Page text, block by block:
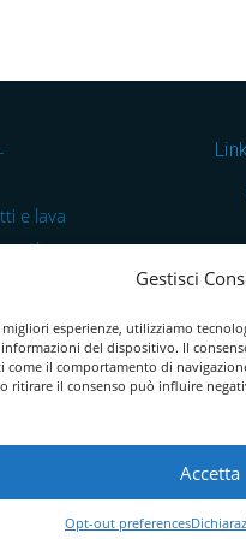
Gestisci
esperienze, utilizziamo
informazioni del dispositivo. Il
come il comportamento di
ritirare il consenso può influire
Accetta
Opt-out preferences
e lava
e
in